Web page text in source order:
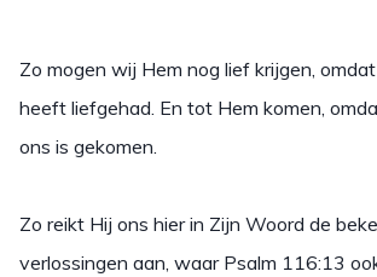
Zo mogen wij Hem nog lief krijgen,
heeft liefgehad. En tot Hem komen,
ons is gekomen.
Zo reikt Hij ons hier in Zijn Woord de
verlossingen aan, waar Psalm 116:13